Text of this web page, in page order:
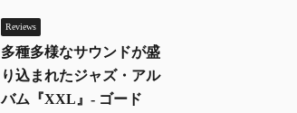
Reviews
多種多様なサウンドが盛
り込まれたジャズ・アル
バム『XXL』- ゴード